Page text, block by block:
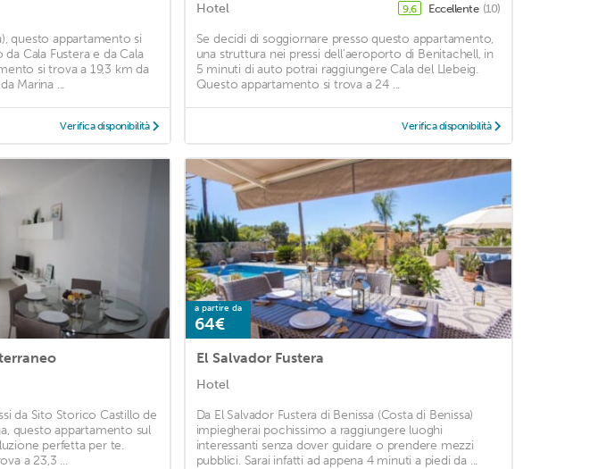
questo appartamento si
Cala Fustera e da Cala
si trova a 19,3 km da
Marina ...
Verifica disponibilità
Hotel 9,6 Eccellente (10)
Se decidi di soggiornare presso questo appartamento,
una struttura nei pressi dell'aeroporto di Benitachell, in
5 minuti di auto potrai raggiungere Cala del Llebeig.
Questo appartamento si trova a 24 ...
Verifica disponibilità
da Sito Storico Castillo de
questo appartamento sul
perfetta per te.
a 23,3 ...
a partire da
64€
El Salvador Fustera
Hotel
Da El Salvador Fustera di Benissa (Costa di Benissa)
impiegherai pochissimo a raggiungere luoghi
interessanti senza dover guidare o prendere mezzi
pubblici. Sarai infatti ad appena 4 minuti a piedi da ...